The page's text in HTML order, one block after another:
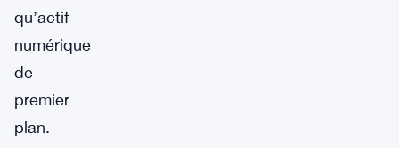
qu’actif
numérique
de
premier
plan.